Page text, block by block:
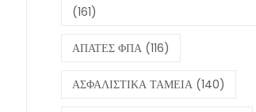
(161)
ΑΠΑΤΕΣ ΦΠΑ (116)
ΑΣΦΑΛΙΣΤΙΚΑ ΤΑΜΕΙΑ (140)